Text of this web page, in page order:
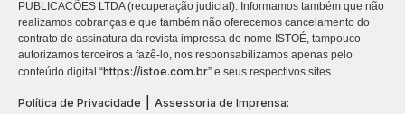
PUBLICACÕES LTDA (recuperação judicial). Informamos também que não
realizamos cobranças e que também não oferecemos cancelamento do
contrato de assinatura da revista impressa de nome ISTOÉ, tampouco
autorizamos terceiros a fazê-lo, nos responsabilizamos apenas pelo
conteúdo digital “https://istoe.com.br” e seus respectivos sites.
Política de Privacidade
Assessoria de Imprensa: